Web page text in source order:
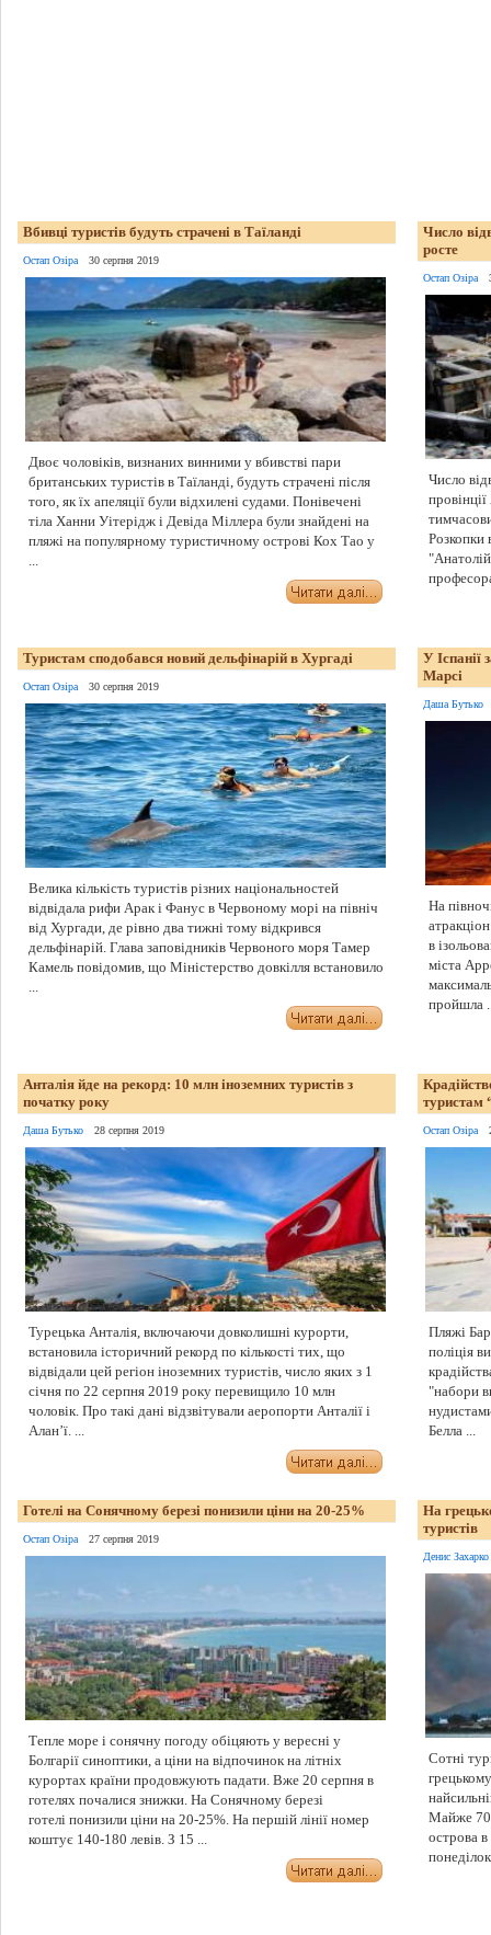
Вбивці туристів будуть страчені в Таїланді
Остап Озіра 30 серпня 2019
Двоє чоловіків, визнаних винними у вбивстві пари
британських туристів в Таїланді, будуть страчені після
того, як їх апеляції були відхилені судами. Понівечені
тіла Ханни Уітерідж і Девіда Міллера були знайдені на
пляжі на популярному туристичному острові Кох Тао у
...
Число
росте
Остап Озіра
Число
Розкопки
Туристам сподобався новий дельфінарій в Хургаді
Остап Озіра 30 серпня 2019
Велика кількість туристів різних національностей
відвідала рифи Арак і Фанус в Червоному морі на північ
від Хургади, де рівно два тижні тому відкрився
дельфінарій. Глава заповідників Червоного моря Тамер
Камель повідомив, що Міністерство довкілля встановило
...
У
Марсі
Даша Бутько
На
в
міста
пройшла
Анталія йде на рекорд: 10 млн іноземних туристів з
початку року
Даша Бутько 28 серпня 2019
Турецька Анталія, включаючи довколишні курорти,
встановила історичний рекорд по кількості тих, що
відвідали цей регіон іноземних туристів, число яких з 1
січня по 22 серпня 2019 року перевищило 10 млн
чоловік. Про такі дані відзвітували аеропорти Анталії і
Алан’ї. ...
туристам
Остап Озіра
Пляжі
поліція
"набори
Белла ...
Готелі на Сонячному березі понизили ціни на 20-25%
Остап Озіра 27 серпня 2019
Тепле море і сонячну погоду обіцяють у вересні у
Болгарії синоптики, а ціни на відпочинок на літніх
курортах країни продовжують падати. Вже 20 серпня в
готелях почалися знижки. На Сонячному березі
готелі понизили ціни на 20-25%. На першій лінії номер
коштує 140-180 левів. З 15 ...
На
туристів
Денис Захарко
Сотні
Майже 70
острова